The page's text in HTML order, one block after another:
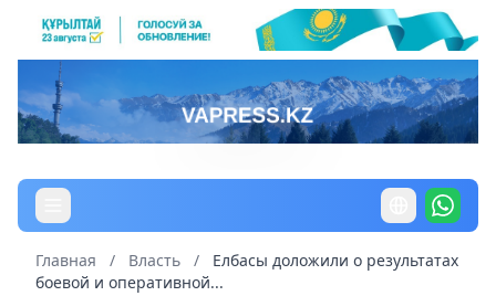
Главная / Власть /
Елбасы доложили о результатах
боевой и оперативной...